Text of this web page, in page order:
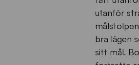
utanför
bra lägen
sitt mål.